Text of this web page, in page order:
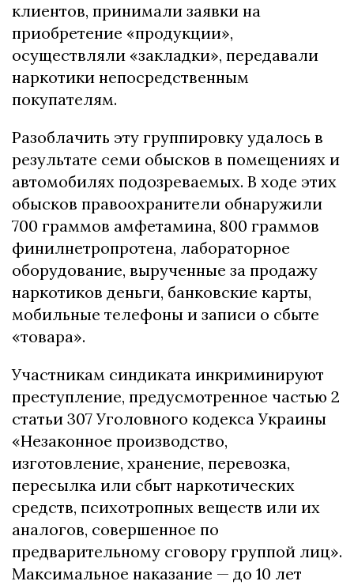
клиентов, принимали заявки на
приобретение «продукции»,
осуществляли «закладки», передавали
наркотики непосредственным
покупателям.
Разоблачить эту группировку удалось в
результате семи обысков в помещениях и
автомобилях подозреваемых. В ходе этих
обысков правоохранители обнаружили
700 граммов амфетамина, 800 граммов
финилнетропротена, лабораторное
оборудование, вырученные за продажу
наркотиков деньги, банковские карты,
мобильные телефоны и записи о сбыте
«товара».
Участникам синдиката инкриминируют
преступление, предусмотренное частью 2
статьи 307 Уголовного кодекса Украины
«Незаконное производство,
изготовление, хранение, перевозка,
пересылка или сбыт наркотических
средств, психотропных веществ или их
аналогов, совершенное по
предварительному сговору группой лиц».
Максимальное наказание — до 10 лет